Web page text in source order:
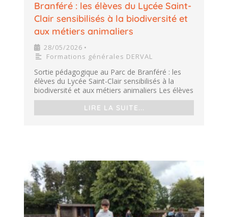
Branféré : les élèves du Lycée Saint-
Clair sensibilisés à la biodiversité et
aux métiers animaliers
28/05/2026 •
Formations générales DERVAL
Sortie pédagogique au Parc de Branféré : les
élèves du Lycée Saint-Clair sensibilisés à la
biodiversité et aux métiers animaliers Les élèves
LIRE LA SUITE...